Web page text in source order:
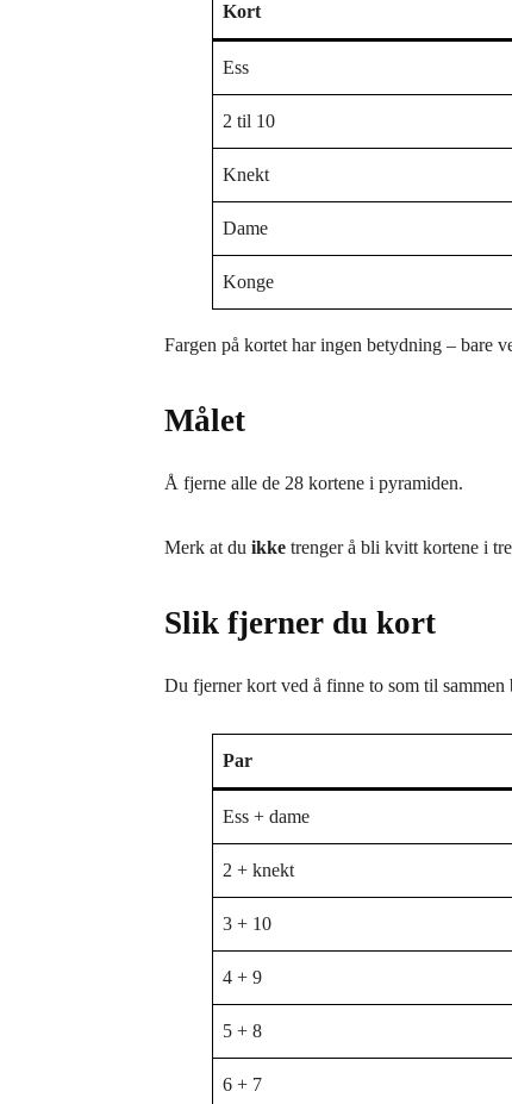
Kort
Ess
2 til 10
Knekt
Dame
Konge
Fargen på kortet har ingen betydning – bare
Målet
Å fjerne alle de 28 kortene i pyramiden.
Merk at du ikke trenger å bli kvitt kortene i
Slik fjerner du kort
Du fjerner kort ved å finne to som til
Par
Ess + dame
2 + knekt
3 + 10
4 + 9
5 + 8
6 + 7